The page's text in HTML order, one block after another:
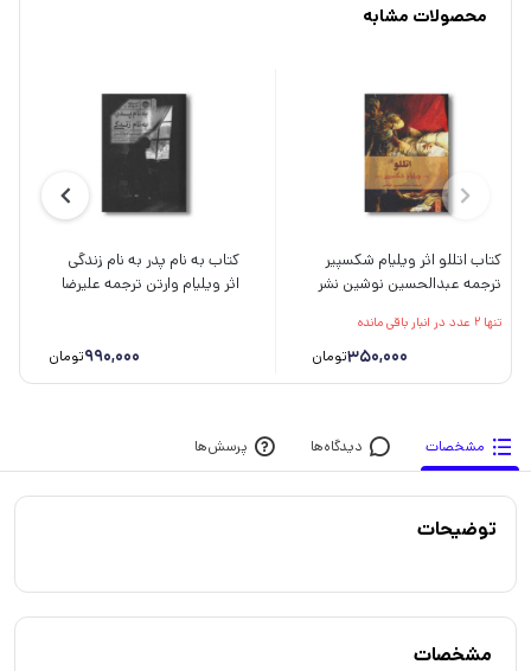
محصولات مشابه
کتاب اتللو اثر ویلیام شکسپیر
ترجمه عبدالحسین نوشین نشر
تنها 2 عدد در انبار باقی مانده
350,000تومان
کتاب به نام پدر به نام زندگی
اثر ویلیام وارتن ترجمه علیرضا
990,000تومان
مشخصات دیدگاه‌ها پرسش‌ها
توضیحات
مشخصات